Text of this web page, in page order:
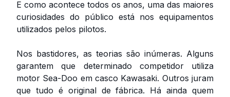
E como acontece todos os anos, uma das maiores
curiosidades do público está nos equipamentos
utilizados pelos pilotos.
Nos bastidores, as teorias são inúmeras. Alguns
garantem que determinado competidor utiliza
motor Sea-Doo em casco Kawasaki. Outros juram
que tudo é original de fábrica. Há ainda quem